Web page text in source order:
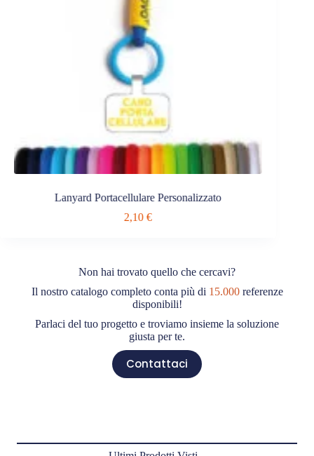
Lanyard Portacellulare Personalizzato
2,10€
Non hai trovato quello che cercavi?
Il nostro catalogo completo conta più di 15.000referenze
disponibili!
Parlaci del tuo progetto e troviamo insieme la soluzione
giusta per te.
Contattaci